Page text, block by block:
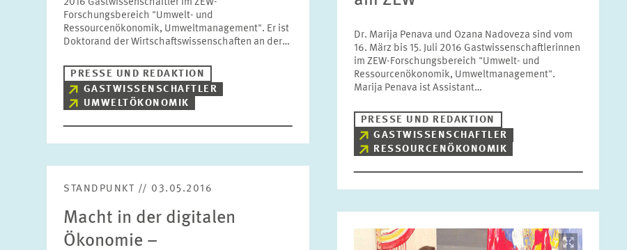
2016 Gastwissenschaftler im ZEW-
Forschungsbereich "Umwelt- und
Ressourcenökonomik, Umweltmanagement". Er ist
Doktorand der Wirtschaftswissenschaften an der…
PRESSE UND REDAKTION
GASTWISSENSCHAFTLER
UMWELTÖKONOMIK
Dr. Marija Penava und Ozana Nadoveza sind vom
16. März bis 15. Juli 2016 Gastwissenschaftlerinnen
im ZEW-Forschungsbereich "Umwelt- und
Ressourcenökonomik, Umweltmanagement".
Marija Penava ist Assistant…
PRESSE UND REDAKTION
GASTWISSENSCHAFTLER
RESSOURCENÖKONOMIK
STANDPUNKT // 03.05.2016
Macht in der digitalen
Ökonomie –
öffnet